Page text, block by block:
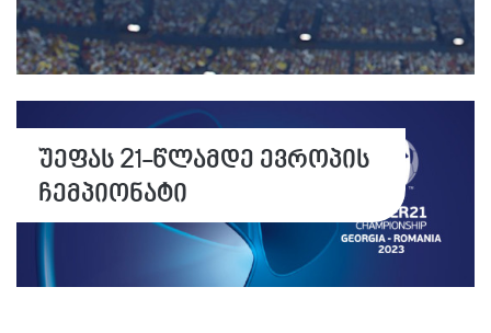
უეფას 21-წლამდე ევროპის
ჩემპიონატი